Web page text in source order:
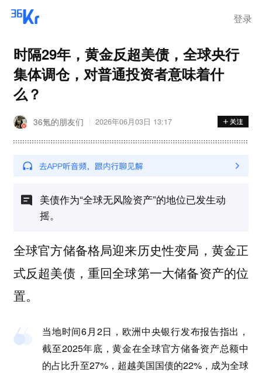
登录
时隔29年，黄金反超美债，全球央行
集体调仓，对普通投资者意味着什
么？
36氪的朋友们 2026年06月03日 13:17
美债作为“全球无风险资产”的地位已发生动
摇。
全球官方储备格局迎来历史性变局，黄金正
式反超美债，重回全球第一大储备资产的位
置。
当地时间6月2日，欧洲中央银行发布报告指出，
截至2025年底，黄金在全球官方储备资产总额中
的占比升至27%，超越美国国债的22%，成为全球